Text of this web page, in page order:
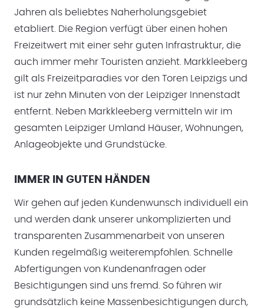
Jahren als beliebtes Naherholungsgebiet
etabliert. Die Region verfügt über einen hohen
Freizeitwert mit einer sehr guten Infrastruktur, die
auch immer mehr Touristen anzieht. Markkleeberg
gilt als Freizeitparadies vor den Toren Leipzigs und
ist nur zehn Minuten von der Leipziger Innenstadt
entfernt. Neben Markkleeberg vermitteln wir im
gesamten Leipziger Umland Häuser, Wohnungen,
Anlageobjekte und Grundstücke.
IMMER IN GUTEN HÄNDEN
Wir gehen auf jeden Kundenwunsch individuell ein
und werden dank unserer unkomplizierten und
transparenten Zusammenarbeit von unseren
Kunden regelmäßig weiterempfohlen. Schnelle
Abfertigungen von Kundenanfragen oder
Besichtigungen sind uns fremd. So führen wir
grundsätzlich keine Massenbesichtigungen durch,